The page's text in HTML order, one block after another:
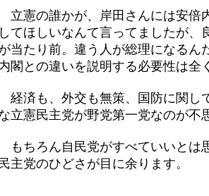
立憲の誰かが、岸田さんには安倍
してほしいなんて言ってましたが、
当たり前。違う人が総理になるん
閣との違いを説明する必要性は全
経済も、外交も無策、国防に関し
立憲民主党が野党第一党なのが不
もちろん自民党がすべていいとは
民主党のひどさが目に余ります。